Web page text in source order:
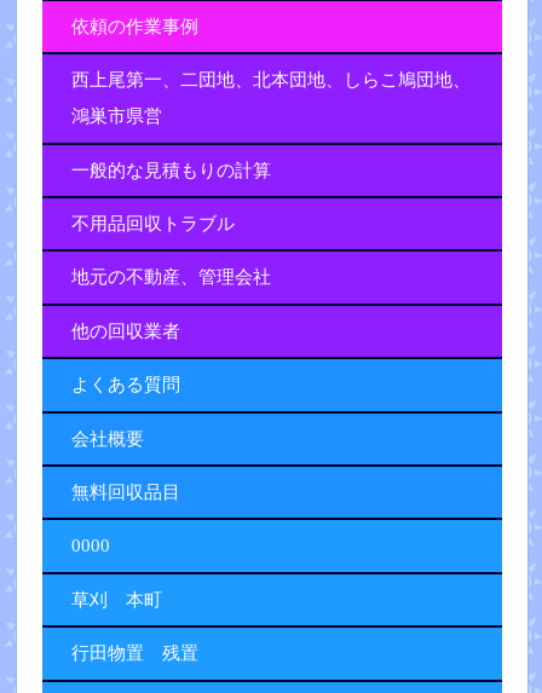
依頼の作業事例
西上尾第一、二団地、北本団地、しらこ鳩団地、
鴻巣市県営
一般的な見積もりの計算
不用品回収トラブル
地元の不動産、管理会社
他の回収業者
よくある質問
会社概要
無料回収品目
0000
草刈 本町
行田物置 残置